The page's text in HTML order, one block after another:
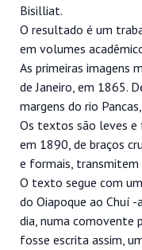
Bisilliat.
O resultado é um
em volumes
As primeiras imagens
de Janeiro, em 1865.
margens do rio
Os textos são leves e
em 1890, de braços
e formais, transmitem
O texto segue com
do Oiapoque ao Chuí
dia, numa comovente
fosse escrita assim,